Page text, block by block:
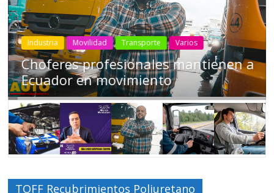
Industria Movilidad Transporte Varios
Choferes profesionales mantienen a
Ecuador en movimiento
TOFF Recubrimientos Poliuretano